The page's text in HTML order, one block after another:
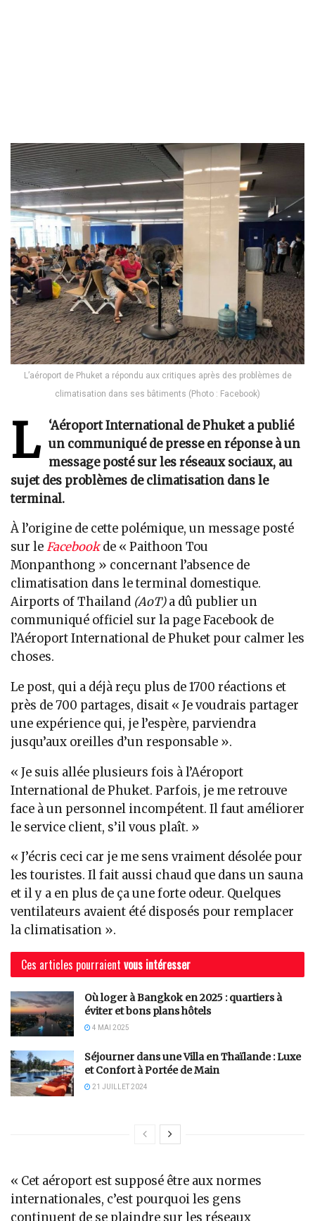
L’aéroport de Phuket a répondu aux critiques après des problèmes de
climatisation dans ses bâtiments (Photo : Facebook)
L
‘Aéroport International de Phuket a publié
un communiqué de presse en réponse à un
message posté sur les réseaux sociaux, au
sujet des problèmes de climatisation dans le
terminal.
À l’origine de cette polémique, un message posté
sur leFacebookde « Paithoon Tou
Monpanthong » concernant l’absence de
climatisation dans le terminal domestique.
Airports of Thailand (AoT)a dû publier un
communiqué officiel sur la page Facebook de
l’Aéroport International de Phuket pour calmer les
choses.
Le post, qui a déjà reçu plus de 1700 réactions et
près de 700 partages, disait « Je voudrais partager
une expérience qui, je l’espère, parviendra
jusqu’aux oreilles d’un responsable ».
« Je suis allée plusieurs fois à l’Aéroport
International de Phuket. Parfois, je me retrouve
face à un personnel incompétent. Il faut améliorer
le service client, s’il vous plaît. »
« J’écris ceci car je me sens vraiment désolée pour
les touristes. Il fait aussi chaud que dans un sauna
et il y a en plus de ça une forte odeur. Quelques
ventilateurs avaient été disposés pour remplacer
la climatisation ».
Ces articles pourraient vous intéresser
Où loger à Bangkok en 2025 : quartiers à
éviter et bons plans hôtels
4 MAI 2025
Séjourner dans une Villa en Thaïlande : Luxe
et Confort à Portée de Main
21 JUILLET 2024
« Cet aéroport est supposé être aux normes
internationales, c’est pourquoi les gens
continuent de se plaindre sur les réseaux